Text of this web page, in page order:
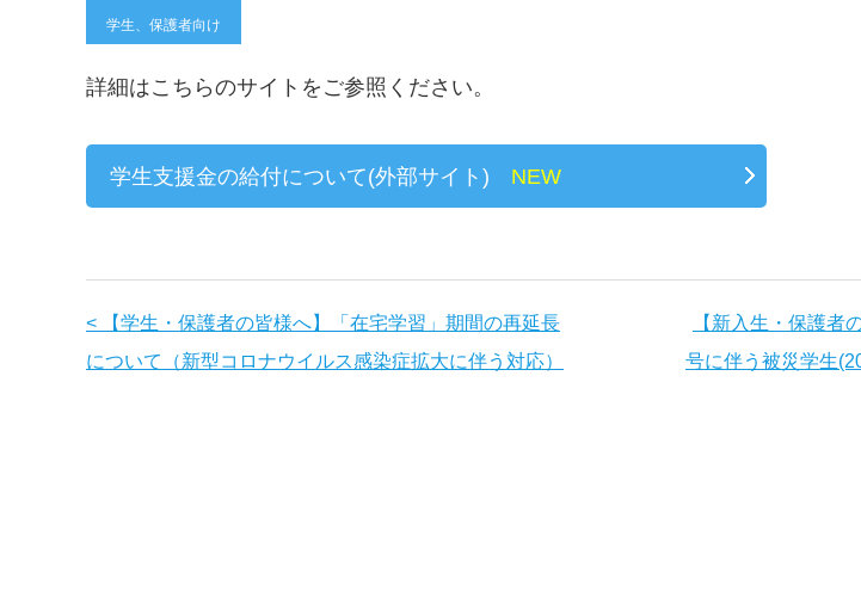
学生、保護者向け
詳細はこちらのサイトをご参照ください。
学生支援金の給付について(外部サイト) NEW
< 【学生・保護者の皆様へ】「在宅学習」期間の再延長
について（新型コロナウイルス感染症拡大に伴う対応）
【新入生・保護者
号に伴う被災学生